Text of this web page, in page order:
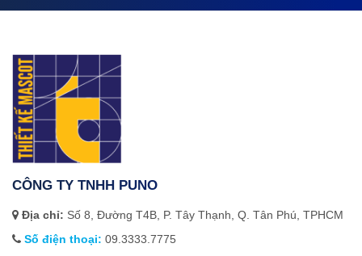
CÔNG TY TNHH PUNO
Địa chỉ: Số 8, Đường T4B, P. Tây Thạnh, Q. Tân Phú, TPHCM
Số điện thoại: 09.3333.7775